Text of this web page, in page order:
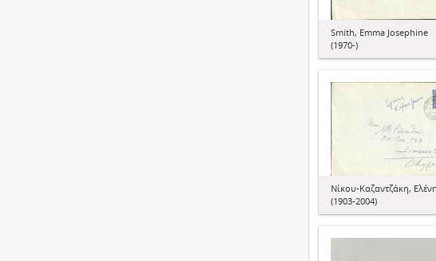
Smith, Emma Josephine
(1970-)
Νίκου-Καζαντζάκη, Ελένη
(1903-2004)